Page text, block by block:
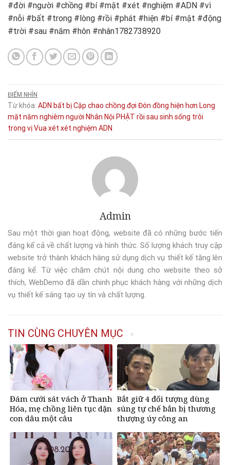
#đời #người #chồng #bí #mật #xét #nghiệm #ADN #vì
#nỗi #bất #trong #lòng #rồi #phát #hiện #bí #mật #động
#trời #sau #năm #hôn #nhân1782738920
ĐIỂM NHÌN
Từ khóa: ADN bất bịCập chao chồng đợi Đón đồng hiện hơn Long
mặt năm nghiêm người Nhân Nội PHẬT rồi sau sinh sống trôi
trong vịVua xét xét nghiệm ADN
Admin
Sau một thời gian hoạt động, website đã có những bước tiến
đáng kể cả về chất lượng và hình thức. Số lượng khách truy cập
website trở thành khách hàng sử dụng dịch vụ thiết kế tăng lên
đáng kể. Từ việc chăm chút nội dung cho website theo sở
thích, WebDemo đã dần chinh phục khách hàng với những dịch
vụ thiết kế sáng tạo uy tín và chất lượng.
TIN CÙNG CHUYÊN MỤC
Đám cưới sát vách ở Thanh
Hóa, mẹ chồng liên tục dặn
con dâu một câu
Bắt giữ 4 đối tượng dùng
súng tự chế bắn bị thương
thượng úy công an